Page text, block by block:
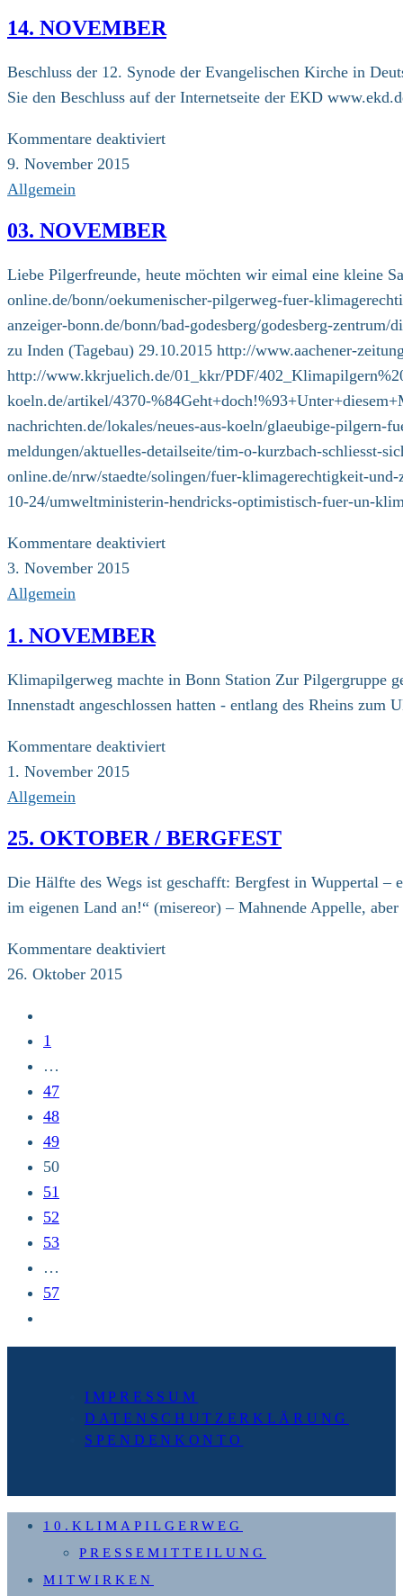
14. NOVEMBER
Beschluss der 12. Synode der Evangelischen Kirche in
Sie den Beschluss auf der Internetseite der EKD
Kommentare deaktiviertfür
9. November 2015
Allgemein
03. NOVEMBER
Liebe Pilgerfreunde, heute möchten wir eimal eine kleine
online.de/bonn/oekumenischer-pilgerweg-fuer-
anzeiger-bonn.de/bonn/bad-godesberg/godesberg-
zu Inden (Tagebau) 29.10.2015 http://www.aachener-
http://www.kkrjuelich.de/01_kkr/PDF/
koeln.de/artikel/4370-
nachrichten.de/lokales/neues-aus-koeln/glaeubige-
meldungen/aktuelles-detailseite/tim-o-kurzbach-schliesst-
online.de/nrw/staedte/solingen/fuer-klimagerechtigkeit-
10-24/umweltministerin-hendricks-optimistisch-fuer-un-
Kommentare deaktiviertfür
3. November 2015
Allgemein
1. NOVEMBER
Klimapilgerweg machte in Bonn Station Zur Pilgergruppe
Innenstadt angeschlossen hatten - entlang des Rheins
Kommentare deaktiviertfür
1. November 2015
Allgemein
25. OKTOBER / BERGFEST
Die Hälfte des Wegs ist geschafft: Bergfest in Wuppertal
im eigenen Land an!“ (misereor) – Mahnende Appelle,
Kommentare deaktiviertfür
26. Oktober 2015
vorherigen
Seite
1
…
47
48
49
50
51
52
53
…
57
nächsten
IMPRESSUM
DATENSCHUTZERKLÄRUNG
SPENDENKONTO
10.KLIMAPILGERWEG
PRESSEMITTEILUNG
MITWIRKEN